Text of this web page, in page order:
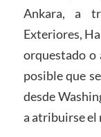
Ankara, a
Exteriores,
orquestado o
posible que
desde
a atribuirse el